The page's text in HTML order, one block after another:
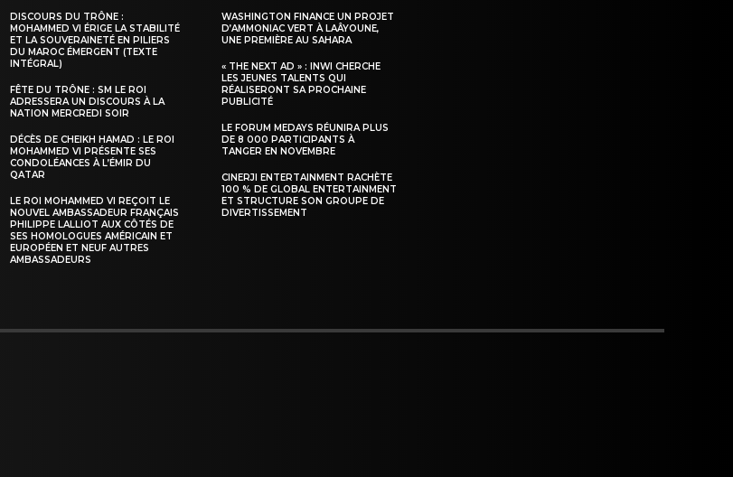
Nous contacter
Formules d’abonnement
DISCOURS DU TRÔNE :
MOHAMMED VI ÉRIGE LA STABILITÉ
ET LA SOUVERAINETÉ EN PILIERS
DU MAROC ÉMERGENT (TEXTE
INTÉGRAL)
FÊTE DU TRÔNE : SM LE ROI
ADRESSERA UN DISCOURS À LA
NATION MERCREDI SOIR
DÉCÈS DE CHEIKH HAMAD : LE ROI
MOHAMMED VI PRÉSENTE SES
CONDOLÉANCES À L’ÉMIR DU
QATAR
LE ROI MOHAMMED VI REÇOIT LE
NOUVEL AMBASSADEUR FRANÇAIS
PHILIPPE LALLIOT AUX CÔTÉS DE
SES HOMOLOGUES AMÉRICAIN ET
EUROPÉEN ET NEUF AUTRES
AMBASSADEURS
WASHINGTON FINANCE UN PROJET
D’AMMONIAC VERT À LAÂYOUNE,
UNE PREMIÈRE AU SAHARA
« THE NEXT AD » : INWI CHERCHE
LES JEUNES TALENTS QUI
RÉALISERONT SA PROCHAINE
PUBLICITÉ
LE FORUM MEDAYS RÉUNIRA PLUS
DE 8 000 PARTICIPANTS À
TANGER EN NOVEMBRE
CINERJI ENTERTAINMENT RACHÈTE
100 % DE GLOBAL ENTERTAINMENT
ET STRUCTURE SON GROUPE DE
DIVERTISSEMENT